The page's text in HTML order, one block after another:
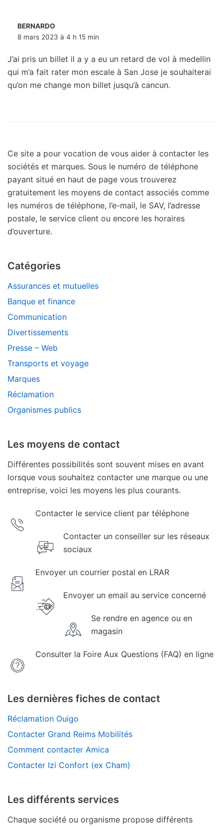
BERNARDO
8 mars 2023 à 4 h 15 min
J’ai pris un billet il a y a eu un retard de vol à medellin
qui m’a fait rater mon escale à San Jose je souhaiterai
qu’on me change mon billet jusqu’à cancun.
Ce site a pour vocation de vous aider à contacter les
sociétés et marques. Sous le numéro de téléphone
payant situé en haut de page vous trouverez
gratuitement les moyens de contact associés comme
les numéros de téléphone, l’e-mail, le SAV, l’adresse
postale, le service client ou encore les horaires
d’ouverture.
Catégories
Assurances et mutuelles
Banque et finance
Communication
Divertissements
Presse – Web
Transports et voyage
Marques
Réclamation
Organismes publics
Les moyens de contact
Différentes possibilités sont souvent mises en avant
lorsque vous souhaitez contacter une marque ou une
entreprise, voici les moyens les plus courants.
Contacter le service client par téléphone
Contacter un conseiller sur les réseaux
sociaux
Envoyer un courrier postal en LRAR
Envoyer un email au service concerné
Se rendre en agence ou en
magasin
Consulter la Foire Aux Questions (FAQ) en ligne
Les dernières fiches de contact
Réclamation Ouigo
Contacter Grand Reims Mobilités
Comment contacter Amica
Contacter Izi Confort (ex Cham)
Les différents services
Chaque société ou organisme propose différents